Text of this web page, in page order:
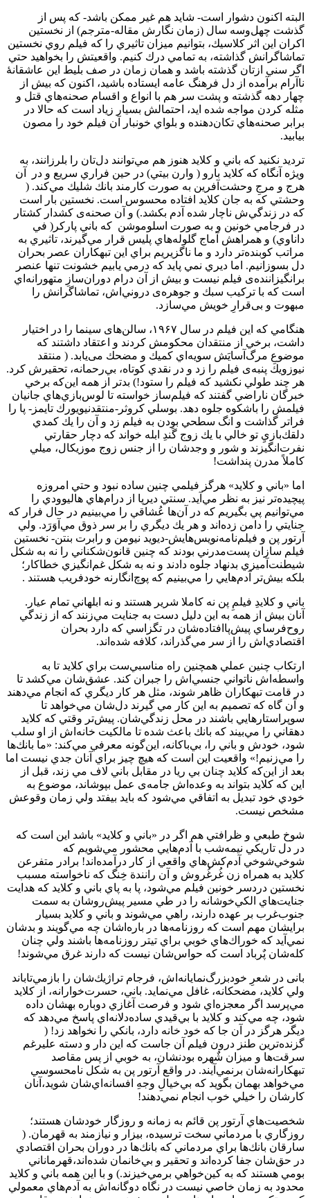
البته اكنون دشوار است- شايد هم غير ممكن باشد- كه پس از
گذشت چهل‌وسه سال (زمان نگارش مقاله-مترجم) از نخستين
اكران اين اثر كلاسيك، بتوانيم ميزان تاثيري را كه فيلم روي نخستين
تماشاگرانش گذاشته، به تمامي درك كنيم. واقعيتش را بخواهيد حتي
اگر سني ازتان گذشته باشد و همان زمان در صف بليط اين عاشقانۀ
ناآرام برآمده از دل فرهنگ عامه ايستاده باشيد، اكنون كه بيش از
چهار دهه گذشته و پشت سر هم با انواع و اقسام صحنه‌هاي قتل و
مثله كردن مواجه شده ايد، احتمالش بسيار زياد است كه حالا در
برابر صحنه‌هاي تكان‌دهنده و بلواي خونبار آن فيلم خود را مصون
بيابيد.
ترديد نكنيد كه باني و كلايد هنوز هم مي‌توانند دل‌تان را بلرزانند، به
ويژه آن­گاه كه كلايد بارو ( وارن بيتي) در حين فراري سريع و در آن
هرج و مرجِ وحشت‌آفرين به صورت كارمند بانك شليك مي‌كند. (
وحشتي كه به جان كلايد افتاده محسوس است. نخستين بار است
كه در زندگي‌ش ناچار شده آدم بكشد.) و آن صحنه‌ی كشدار كشتار
در فرجامي خونين و به صورت اسلوموشن كه باني پاركر( في
داناوي) و همراهش آماج گلوله‌هاي پليس قرار مي‌گيرند، تاثيري به
مراتب كوبنده‌تر دارد و ما ناگزيريم براي اين تبهكاران عصر بحران
دل بسوزانيم. اما ديري نمي پايد كه درمي يابيم خشونت تنها عنصر
برانگيزاننده‌ی فيلم نيست و بيش از آن درام دوران­‌سازِ متهورانه‌اي
است كه با تركيب سبك و جوهره‌ی دروني‌اش، تماشاگرانش را
مبهوت و بی‌قرارِ خويش مي‌سازد.
هنگامي كه اين فيلم در سال ۱۹۶۷، سالن‌های سينما را در اختيار
داشت، برخي از منتقدان محكومش كردند و اعتقاد داشتند كه
موضوعِ مرگ‌آسايَش سويه‌اي كميك و مضحك می‌یابد. ( منتقد
نيوزويك پنبه‌ی فيلم را زد و در نقدي كوتاه، بي‌رحمانه، تحقيرش كرد.
هر چند طولي نكشيد كه فيلم را ستود!) بدتر از همه اين‌که برخي
خبر‌گان ناراضي گفتند كه فيلم‌ساز خواسته تا لوس‌بازي‌هاي جانيان
فيلمش را باشكوه جلوه دهد. بوسلي كروثر-منتقدنيويورك تايمز- پا را
فراتر گذاشت و انگ سطحي بودن به فيلم زد و آن را يك كمدي
دلقك‌بازيِ تو خالي با يك زوج گَندِ ابله خواند كه دچار حقارتي
نفرت‌انگيزند و شور و وجدشان را از جنس زوج موزيكال، ميلي
كاملاً مدرن پنداشت!
اما «باني و كلايد» هرگز فيلمي چنين ساده نبود و حتي امروزه
پيچيده‌تر نيز به نظر مي‌آيد. سنتي ديرپا از درام‌هاي هاليوودي را
مي‌توانيم پي بگيريم كه در آن‌ها عُشاقي را مي‌بينيم در حال فرار كه
جنايتي را دامن زده‌اند و هر يك ديگري را بر سر ذوق مي‌آوَرَد.‌ ولي
آرتور پن و فيلم‌نامه‌‌‌‌‌نويس‌‌هايش-ديويد نيومن و رابرت بنتن- نخستين
فيلم سازان پست‌مدرني بودند كه چنين قانون‌شكناني را نه به شكل
شيطنت‌آميزي بد‌نهاد جلوه دادند و نه به شكل غم‌انگيزي خطاكار؛
بلكه بيش‌تر آدم‌هايي را مي‌بينيم كه پوچ‌انگارنه‌‌‌‌‌ خودفریب هستند .
باني و كلايدِ فيلمِ پن نه كاملا شرير هستند و نه ابلهاني تمام عيار.
آنان بيش از همه به اين دليل دست به جنايت مي‌زنند كه از زندگي
روح‌فرساي پيش‌پا‌افتاده‌شان در تگزاسي كه دارد بحران
اقتصادي‌اش را از سر مي‌گذراند، كلافه شده‌اند.
ارتكاب چنين عملي همچنين راه مناسبي‌ست براي كلايد تا به
واسطه‌اش ناتواني‌ جنسي‌اش را جبران كند. عشق‌شان مي‌كشد تا
در قامت تبهكاران ظاهر شوند، مثل هر كار ديگري كه انجام مي‌دهند
و آن گاه كه تصميم به اين كار مي گيرند دل‌شان مي‌خواهد تا
سوپراستارهايي باشند در محل زندگي‌شان. پيش‌تر وقتي كه كلايد
دهقاني را مي‌بيند كه بانك باعث شده تا مالكيت خانه‌اش از او سلب
شود، خودش و باني را، بي‌باكانه، اين‌گونه معرفي مي‌كند: «ما بانك‌ها
را مي‌زنيم!» واقعيت اين است كه هيچ چيز براي آنان جدي نيست اما
بعد از اين‌كه كلايد چنان بي ريا در مقابل باني لاف مي زند، قبل از
اين كه كلايد بتواند به وعده‌اش جامه‌ی عمل بپوشاند، موضوع به
خودي خود تبديل به اتفاقي مي‌شود كه بايد بيفتد ولي زمان وقوعش
مشخص نيست.
شوخ طبعي و ظرافتي هم اگر در «باني و كلايد» باشد اين است كه
در دل تاريكي نيمه‌شب با آدم‌هايي محشور مي‌شويم كه
شوخي‌شوخي آدم‌كش‌هاي واقعي از كار در‌آمده‌اند! برادر متفرعن
كلايد به همراه زن غُرغُروش و آن رانندة خِنگ كه ناخواسته مسبب
نخستين دردسر خونين فيلم مي‌شود، پا به پاي باني و كلايد كه هدايت
جنايت‌هاي الكي‌خوشانه‌ را در طي مسير پيش‌روشان به سمت
جنوب‌غرب بر عهده دارند، راهي مي‌شوند و باني و كلايد بسيار
برايشان مهم است كه روزنامه‌ها در باره‌اشان چه مي‌گويند و بدشان
نمي‌آيد كه خوراك‌هاي خوبي براي تيتر روزنامه‌ها باشند ولي چنان
كله‌شان پٌر‌باد است كه حواس‌شان نيست كه دارند غرق مي‌شوند!
بانی در شعرِ خودبزرگ‌نمايانه‌اش، فرجام تراژيك‌شان را باز‌مي‌تاباند
ولي كلايد، مضحكانه، غافل مي‌نمايد. باني، حسرت‌خوارانه، از كلايد
مي‌پرسد اگر معجزه‌اي شود و فرصت آغازي دوباره بهشان داده
شود، چه مي‌كند و كلايد با بي‌قيدي ساده‌دلانه‌اي پاسخ مي‌دهد كه
ديگر هرگز در آن جا كه خود خانه دارد، بانكي را نخواهد زد! (
گزنده‌ترين طنز درون فيلم آن جاست كه اين دار و دسته عليرغم
سرقت‌ها و ميزان شٌهره بودنشان، به خوبي از پس مقاصد
تبهكارانه‌شان برنمي‌آيند. در واقع آرتور پن به شكل نامحسوسي
مي‌خواهد بهمان بگويد كه بي‌خيالِ وجهِ افسانه‌اي‌شان شويد،آنان
كارشان را خيلي خوب انجام نمي‌دهند!
شخصيت‌هاي آرتور پن قائم به زمانه و روزگار خودشان هستند؛
روزگاري با مردماني سخت ترسيده، بيزار و نيازمند به قهرمان. (
سارقان بانك‌ها براي مردماني كه بانك‌ها در دوران بحران اقتصادي
در حق‌شان جفا كرده‌اند و تحقير و بي‌خانمان شده‌اند،قهرماناني
بومي هستند كه به كين‌خواهي بر‌مي‌خيزند.) و با اين همه باني و كلايد
محدود به زمان خاصي نيست در نگاه دو‌گانه‌اش به آدم‌هاي معمولي